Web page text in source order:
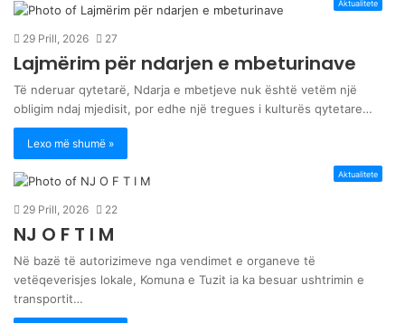
Aktualitete
29 Prill, 2026 27
Lajmërim për ndarjen e mbeturinave
Të nderuar qytetarë, Ndarja e mbetjeve nuk është vetëm një
obligim ndaj mjedisit, por edhe një tregues i kulturës qytetare…
Lexo më shumë »
Aktualitete
29 Prill, 2026 22
NJ O F T I M
Në bazë të autorizimeve nga vendimet e organeve të
vetëqeverisjes lokale, Komuna e Tuzit ia ka besuar ushtrimin e
transportit…